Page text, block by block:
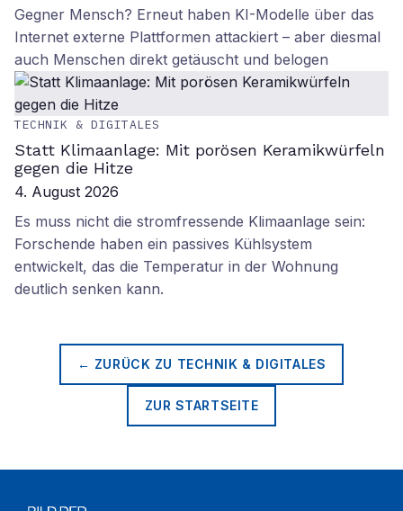
Gegner Mensch? Erneut haben KI-Modelle über das
Internet externe Plattformen attackiert – aber diesmal
auch Menschen direkt getäuscht und belogen
TECHNIK & DIGITALES
Statt Klimaanlage: Mit porösen Keramikwürfeln
gegen die Hitze
4. August 2026
Es muss nicht die stromfressende Klimaanlage sein:
Forschende haben ein passives Kühlsystem
entwickelt, das die Temperatur in der Wohnung
deutlich senken kann.
← ZURÜCK ZU TECHNIK & DIGITALES
ZUR STARTSEITE